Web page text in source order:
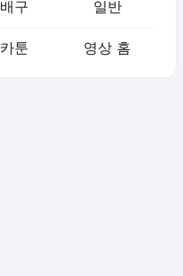
배구 일반
카툰 영상 홈